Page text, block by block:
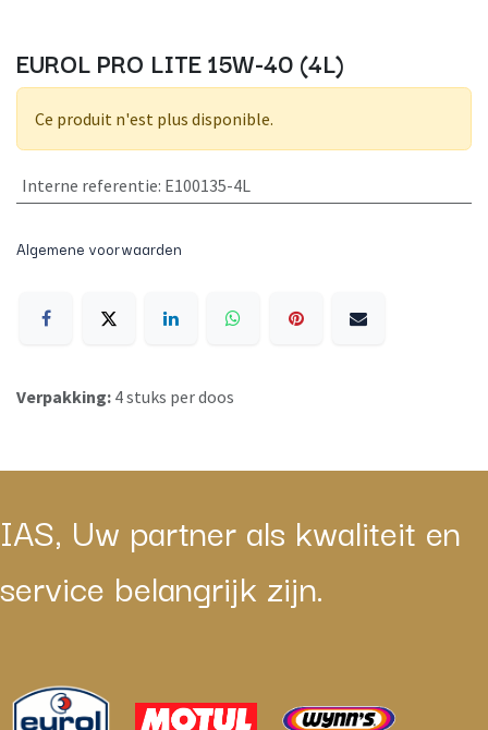
EUROL PRO LITE 15W-40 (4L)
Ce produit n'est plus disponible.
Interne referentie: E100135-4L
Algemene voorwaarden
Verpakking: 4 stuks per doos
IAS, Uw partner als kwaliteit en
service belangrijk zijn.